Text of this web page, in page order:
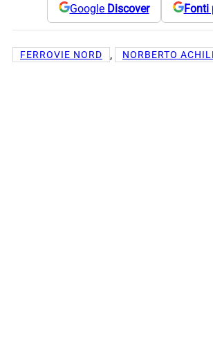
Google Discover Fonti
FERROVIE NORD , NORBERTO